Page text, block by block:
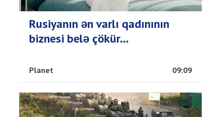
Rusiyanın ən varlı qadınının
biznesi belə çökür...
Planet 09:09